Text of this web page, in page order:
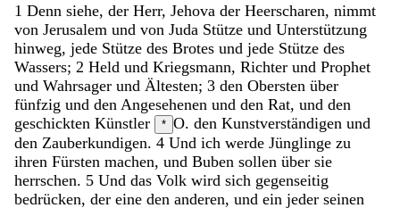
1 Denn siehe, der Herr, Jehova der Heerscharen, nimmt
von Jerusalem und von Juda Stütze und Unterstützung
hinweg, jede Stütze des Brotes und jede Stütze des
Wassers; 2 Held und Kriegsmann, Richter und Prophet
und Wahrsager und Ältesten; 3 den Obersten über
fünfzig und den Angesehenen und den Rat, und den
geschickten Künstler * O. den Kunstverständigen und
den Zauberkundigen. 4 Und ich werde Jünglinge zu
ihren Fürsten machen, und Buben sollen über sie
herrschen. 5 Und das Volk wird sich gegenseitig
bedrücken, der eine den anderen, und ein jeder seinen